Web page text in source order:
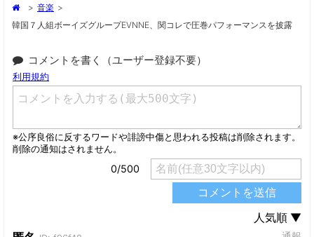
> 音楽 >
韓国７人組ボーイズグループEVNNE、関コレで圧巻パフォーマンスを披露
コメントを書く（ユーザー登録不要）